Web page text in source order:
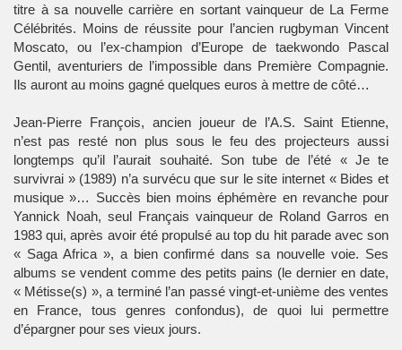
titre à sa nouvelle carrière en sortant vainqueur de La Ferme
Célébrités. Moins de réussite pour l’ancien rugbyman Vincent
Moscato, ou l’ex-champion d’Europe de taekwondo Pascal
Gentil, aventuriers de l’impossible dans Première Compagnie.
Ils auront au moins gagné quelques euros à mettre de côté…
Jean-Pierre François, ancien joueur de l’A.S. Saint Etienne,
n’est pas resté non plus sous le feu des projecteurs aussi
longtemps qu’il l’aurait souhaité. Son tube de l’été « Je te
survivrai » (1989) n’a survécu que sur le site internet « Bides et
musique »… Succès bien moins éphémère en revanche pour
Yannick Noah, seul Français vainqueur de Roland Garros en
1983 qui, après avoir été propulsé au top du hit parade avec son
« Saga Africa », a bien confirmé dans sa nouvelle voie. Ses
albums se vendent comme des petits pains (le dernier en date,
« Métisse(s) », a terminé l’an passé vingt-et-unième des ventes
en France, tous genres confondus), de quoi lui permettre
d’épargner pour ses vieux jours.